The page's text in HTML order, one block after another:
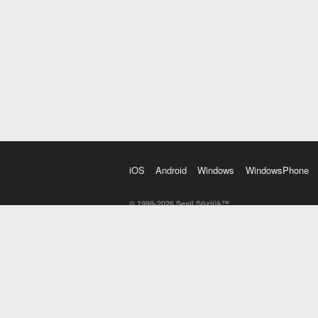
iOS Android Windows WindowsPhone
© 1999-2026 Sesli Sözlük™